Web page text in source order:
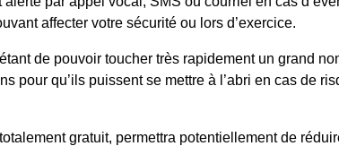
affecter votre sécurité ou lors d’exercice.
étant de pouvoir toucher très rapidement un grand
pour qu’ils puissent se mettre à l’abri en cas de
gratuit, permettra potentiellement de